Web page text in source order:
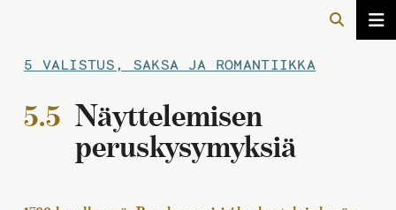
5 VALISTUS, SAKSA JA ROMANTIIKKA
5.5 Näyttelemisen
peruskysymyksiä